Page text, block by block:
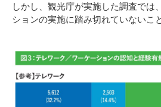
しかし、観光庁が実施した調査では
ションの実施に踏み切れていないこ